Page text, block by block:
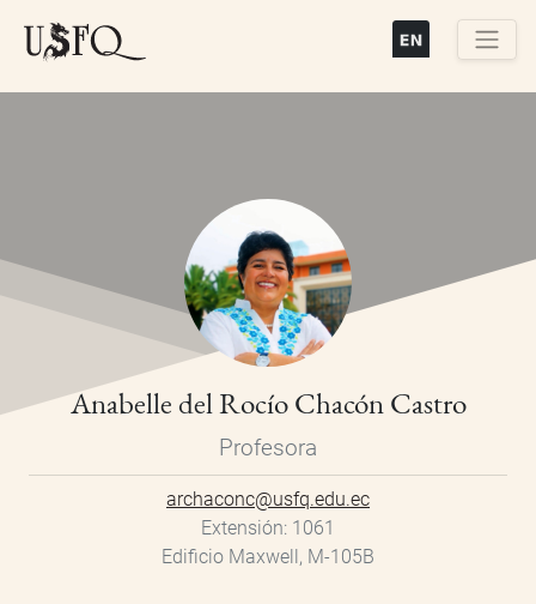
Anabelle del Rocío Chacón Castro
Profesora
archaconc@usfq.edu.ec
Extensión 1061
Edificio Maxwell, M-105B